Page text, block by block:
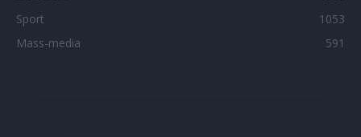
Sport
1053
Mass-media
591